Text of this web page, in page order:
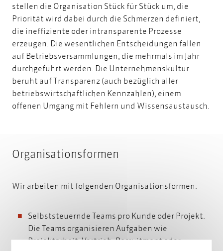
stellen die Organisation Stück für Stück um, die
Priorität wird dabei durch die Schmerzen definiert,
die ineffiziente oder intransparente Prozesse
erzeugen. Die wesentlichen Entscheidungen fallen
auf Betriebsversammlungen, die mehrmals im Jahr
durchgeführt werden. Die Unternehmenskultur
beruht auf Transparenz (auch bezüglich aller
betriebswirtschaftlichen Kennzahlen), einem
offenen Umgang mit Fehlern und Wissensaustausch.
Organisationsformen
Wir arbeiten mit folgenden Organisationsformen:
Selbststeuernde Teams pro Kunde oder Projekt.
Die Teams organisieren Aufgaben wie
Projektarbeit, Vertrieb, Recruitment oder